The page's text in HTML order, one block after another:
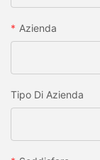
Azienda
Tipo Di Azienda